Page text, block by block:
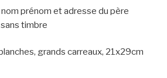
prénom et adresse du père
timbre
grands carreaux, 21x29cm